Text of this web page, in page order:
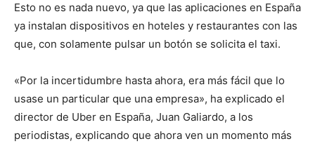
Esto no es nada nuevo, ya que las aplicaciones en España
ya instalan dispositivos en hoteles y restaurantes con las
que, con solamente pulsar un botón se solicita el taxi.
«Por la incertidumbre hasta ahora, era más fácil que lo
usase un particular que una empresa», ha explicado el
director de Uber en España, Juan Galiardo, a los
periodistas, explicando que ahora ven un momento más